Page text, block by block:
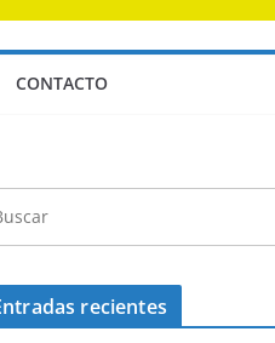
CONTACTO
recientes